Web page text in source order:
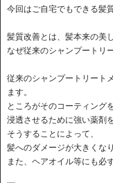
今回はご自宅でもできる髪
髪質改善とは、髪本来の美
なぜ従来のシャンプートリ
従来のシャンプートリート
ます。
ところがそのコーティング
浸透させるために強い薬剤
そうすることによって、
髪へのダメージが大きくな
また、ヘアオイル等にも必